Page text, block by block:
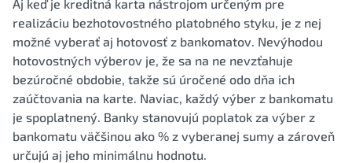
Aj keď je kreditná karta nástrojom určeným pre
realizáciu bezhotovostného platobného styku, je z nej
možné vyberať aj hotovosť z bankomatov. Nevýhodou
hotovostných výberov je, že sa na ne nevzťahuje
bezúročné obdobie, takže sú úročené odo dňa ich
zaúčtovania na karte. Naviac, každý výber z bankomatu
je spoplatnený. Banky stanovujú poplatok za výber z
bankomatu väčšinou ako % z vyberanej sumy a zároveň
určujú aj jeho minimálnu hodnotu.